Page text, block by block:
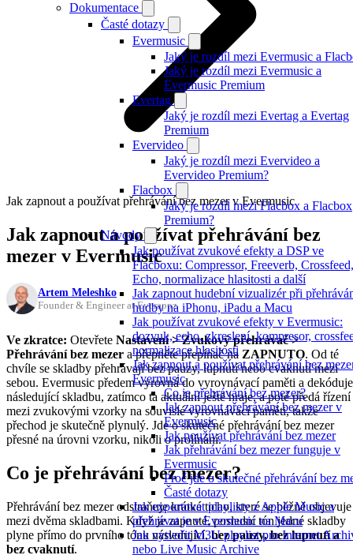
Dokumentace
Časté dotazy
Evermusic
Jaký je rozdíl mezi Evermusic a
Jaký je rozdíl mezi Evermusic a
Evermusic Premium
Evertag
Jaký je rozdíl mezi Evertag a Evertag
Premium
Evervideo
Jaký je rozdíl mezi Evervideo a
Evervideo Premium?
Flacbox
Jaký je rozdíl mezi Flacbox a Flacbox
Premium?
Návody
Jak používat zvukové efekty a DSP ve
Flacboxu: Compressor, Freeverb, Crossfeed,
Echo, normalizace hlasitosti a další
Jak zapnout hudební vizualizér při
hudby na iPhonu, iPadu a Macu
Jak používat zvukové efekty v Evermusic:
dozvuk, echo, zkreslení, kompresor,
normalizace hlasitosti
Jak zapnout a používat přehrávání bez
Evermusic
Co je přehrávání bez mezer?
Jak zapnout přehrávání bez mezer v
Evermusic
Jak používat přehrávání bez mezer
Jak přehrávání bez mezer funguje v
Evermusic
Proč jde o skutečné přehrávání bez
Časté dotazy
Jak exportovat playlisty z Apple Music a
přehrávat je v Evermusic na Macu
Jak vytvořit M3U playlist pro Internet
nebo Live Music Archive
Jak zapnout a používat přehrávání bez mezer v Evermusic
Jak zapnout a používat přehrávání bez
mezer v Evermusic
Artem Meleshko
Founder & Engineer at Everappz
Ve zkratce: Otevřete Nastavení > Zvukový přehrávač >
Přehrávání bez mezer a přepněte přepínač na ZAPNUTO. Od té
chvíle se skladby přehrávají bez pauzy, lupnutí nebo cvaknutí mezi
sebou. Evermusic předem vyrovná do vyrovnávací paměti a dekóduje
následující skladbu, zatímco ta aktuální ještě hraje, a poté předá řízení
mezi zvukovými vzorky na souvislé vyrovnávací paměti, takže
přechod je skutečně plynulý. Jde o skutečné přehrávání bez mezer
přesné na úrovni vzorku, nikoli o prolínání.
Co je přehrávání bez mezer?
Přehrávání bez mezer odstraňuje krátké ticho, které se běžně objevuje
mezi dvěma skladbami. Když je zapnuté, poslední tón jedné skladby
plyne přímo do prvního tónu následující,bez pauzy, bez lupnutí a
bez cvaknutí.